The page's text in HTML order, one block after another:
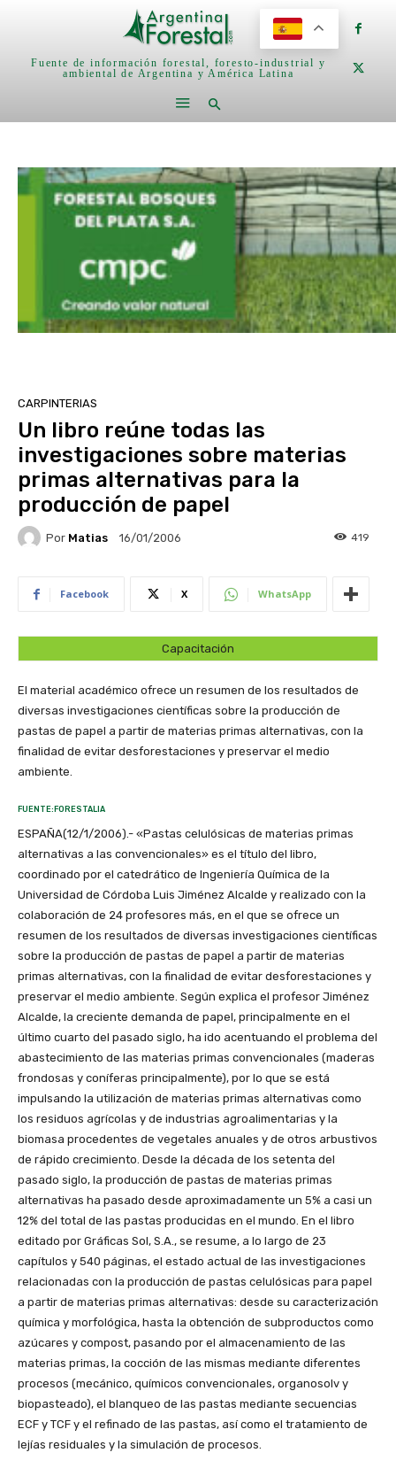
Fuente de información forestal, foresto-industrial y
ambiental de Argentina y América Latina
CARPINTERIAS
Un libro reúne todas las
investigaciones sobre materias
primas alternativas para la
producción de papel
Por Matias 16/01/2006 419
Facebook X WhatsApp
Capacitación
El material académico ofrece un resumen de los resultados de
diversas investigaciones científicas sobre la producción de
pastas de papel a partir de materias primas alternativas, con la
finalidad de evitar desforestaciones y preservar el medio
ambiente.
FUENTE:FORESTALIA
ESPAÑA(12/1/2006).- «Pastas celulósicas de materias primas
alternativas a las convencionales» es el título del libro,
coordinado por el catedrático de Ingeniería Química de la
Universidad de Córdoba Luis Jiménez Alcalde y realizado con la
colaboración de 24 profesores más, en el que se ofrece un
resumen de los resultados de diversas investigaciones científicas
sobre la producción de pastas de papel a partir de materias
primas alternativas, con la finalidad de evitar desforestaciones y
preservar el medio ambiente. Según explica el profesor Jiménez
Alcalde, la creciente demanda de papel, principalmente en el
último cuarto del pasado siglo, ha ido acentuando el problema del
abastecimiento de las materias primas convencionales (maderas
frondosas y coníferas principalmente), por lo que se está
impulsando la utilización de materias primas alternativas como
los residuos agrícolas y de industrias agroalimentarias y la
biomasa procedentes de vegetales anuales y de otros arbustivos
de rápido crecimiento. Desde la década de los setenta del
pasado siglo, la producción de pastas de materias primas
alternativas ha pasado desde aproximadamente un 5% a casi un
12% del total de las pastas producidas en el mundo. En el libro
editado por Gráficas Sol, S.A., se resume, a lo largo de 23
capítulos y 540 páginas, el estado actual de las investigaciones
relacionadas con la producción de pastas celulósicas para papel
a partir de materias primas alternativas: desde su caracterización
química y morfológica, hasta la obtención de subproductos como
azúcares y compost, pasando por el almacenamiento de las
materias primas, la cocción de las mismas mediante diferentes
procesos (mecánico, químicos convencionales, organosolv y
biopasteado), el blanqueo de las pastas mediante secuencias
ECF y TCF y el refinado de las pastas, así como el tratamiento de
lejías residuales y la simulación de procesos.